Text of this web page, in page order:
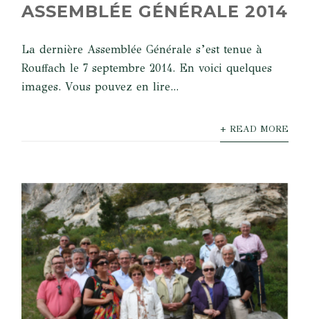
ASSEMBLÉE GÉNÉRALE 2014
La dernière Assemblée Générale s’est tenue à
Rouffach le 7 septembre 2014. En voici quelques
images. Vous pouvez en lire...
+ READ MORE